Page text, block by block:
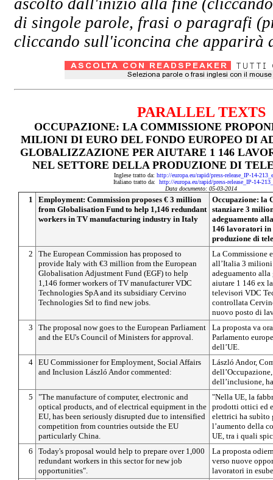
di singole parole, frasi o paragrafi
cliccando sull'iconcina che apparirà
PARALLEL TEXTS
OCCUPAZIONE: LA COMMISSIONE
MILIONI DI EURO DEL FONDO EUROPEO DI
GLOBALIZZAZIONE PER AIUTARE 1 146
NEL SETTORE DELLA PRODUZIONE DI
Inglese tratto da: http://europa.eu/rapid/press-release_IP-14-
Italiano tratto da: http://europa.eu/rapid/press-release_IP-14-
Data documento: 05-03-2014
1
Employment: Commission proposes € 3 million
from Globalisation Fund to help 1,146 redundant
workers in TV manufacturing industry in Italy
Occupazione: la
stanziare 3
adeguamento
146 lavoratori in
produzione di
2
The European Commission has proposed to
provide Italy with €3 million from the European
Globalisation Adjustment Fund (EGF) to help
1,146 former workers of TV manufacturer VDC
Technologies SpA and its subsidiary Cervino
Technologies Srl to find new jobs.
La Commissione
all’Italia 3 milioni
adeguamento
aiutare 1 146 ex
televisori VDC
controllata
nuovo posto di
3
The proposal now goes to the European Parliament
and the EU's Council of Ministers for approval.
La proposta va
Parlamento
dell’UE.
4 EU Commissioner for Employment, Social Affairs
and Inclusion László Andor commented:
László Andor,
dell’inclusione,
5
"The manufacture of computer, electronic and
optical products, and of electrical equipment in the
EU, has been seriously disrupted due to intensified
competition from countries outside the EU
particularly China.
"Nella UE, la
prodotti ottici ed
elettrici ha subìto
l’aumento della
UE, tra i quali
6
Today's proposal would help to prepare over 1,000
redundant workers in this sector for new job
opportunities".
La proposta
verso nuove
lavoratori in